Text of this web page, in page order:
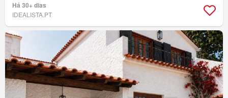
Há 30+ dias
IDEALISTA.PT